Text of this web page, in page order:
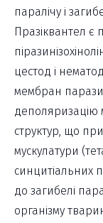
паралічу і
Празіквантел є
цестод і
мембран
структур, що
мускулатури
синцитіальних
до загибелі
організму